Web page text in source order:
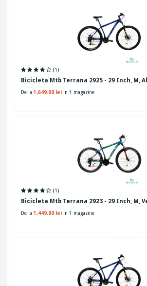
(1)
Bicicleta Mtb Terrana 2925 - 29 Inch, M,
De la 1,649.00 lei in 1 magazine
(1)
Bicicleta Mtb Terrana 2923 - 29 Inch, M,
De la 1,449.00 lei in 1 magazine